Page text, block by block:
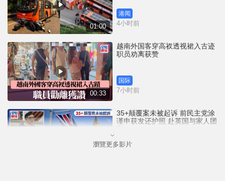
01:00
港闻
4小时前
00:33
越南外国客穿高衩透视裙入古迹
职员劝离获赞
国际
7小时前
35+颠覆案未被起诉 前民主党涂
谨申获发还护照 赴英国与家人团
港闻
瀏覽更多影片